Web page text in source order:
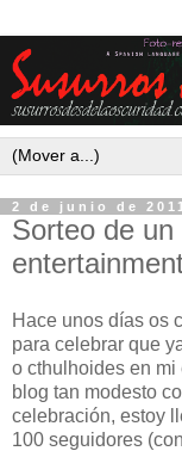
2 de junio de 2011
Sorteo de
Hace unos días os
para celebrar que
o cthulhoides en mi
blog tan modesto
celebración, estoy
100 seguidores